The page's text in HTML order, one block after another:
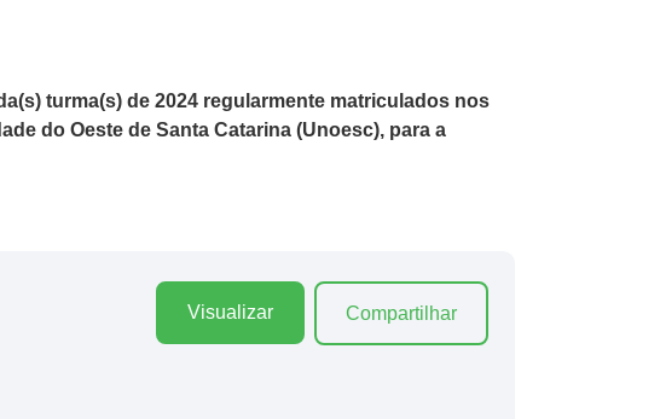
turma(s) de 2024 regularmente matriculados nos
do Oeste de Santa Catarina (Unoesc), para a
Visualizar Compartilhar